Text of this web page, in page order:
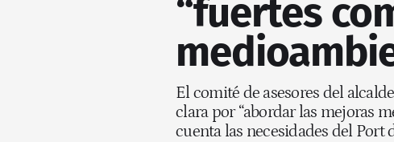
“fuertes
El comité de asesores del
clara por “abordar las mejoras
cuenta las necesidades del Port